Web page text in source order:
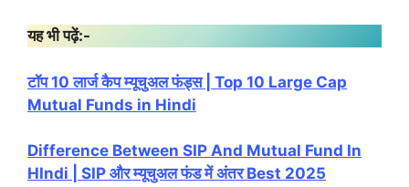
यह भी पढ़ें:-
टॉप 10 लार्ज कैप म्यूचुअल फंड्स | Top 10 Large Cap
Mutual Funds in Hindi
Difference Between SIP And Mutual Fund In
HIndi | SIP और म्यूचुअल फंड में अंतर Best 2025